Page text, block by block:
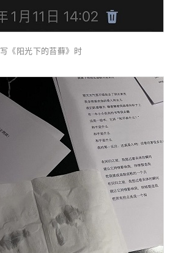
写《阳光下的苔藓》时